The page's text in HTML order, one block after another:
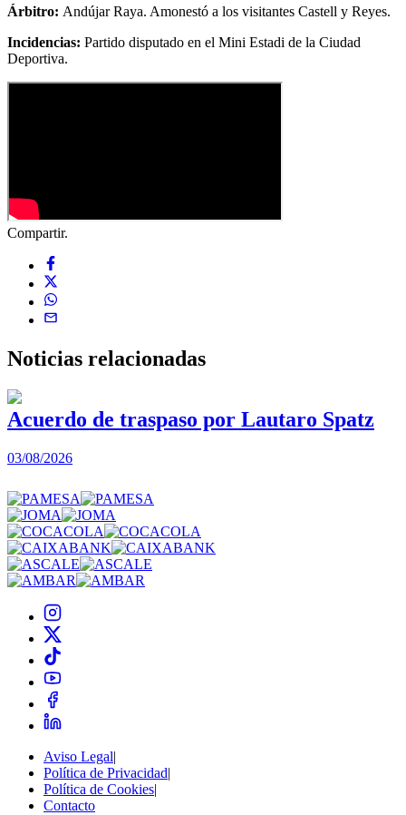
Árbitro: Andújar Raya. Amonestó a los visitantes Castell y Reyes.
Incidencias: Partido disputado en el Mini Estadi de la Ciudad
Deportiva.
Compartir.
Noticias relacionadas
Acuerdo de traspaso por Lautaro Spatz
03/08/2026
Aviso Legal|
Política de Privacidad|
Política de Cookies|
Contacto